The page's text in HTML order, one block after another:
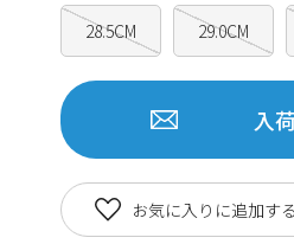
28.5CM 29.0CM
入
お気に入りに追加する